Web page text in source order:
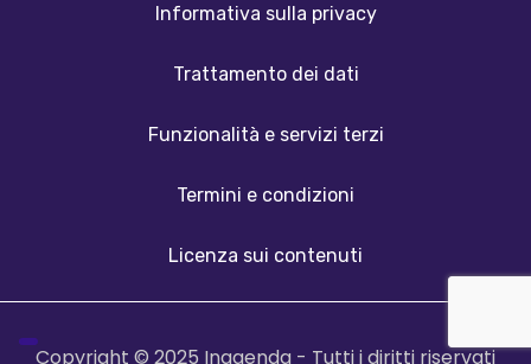
Informativa sulla privacy
Trattamento dei dati
Funzionalità e servizi terzi
Termini e condizioni
Licenza sui contenuti
Copyright © 2025 Inagenda - Tutti i diritti riservati